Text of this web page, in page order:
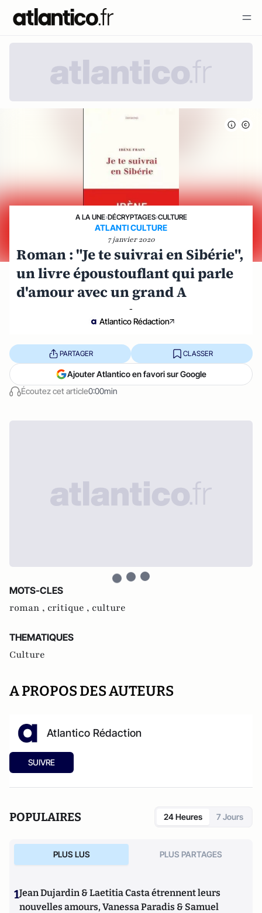
A LA UNE›DÉCRYPTAGES›CULTURE
ATLANTI CULTURE
7 janvier 2020
Roman : "Je te suivrai en Sibérie",
un livre époustouflant qui parle
d'amour avec un grand A
-
Atlantico Rédaction
Écoutez cet article0:00min
PARTAGER CLASSER
Ajouter Atlantico en favori sur Google
MOTS-CLES
roman , critique , culture
THEMATIQUES
Culture
A PROPOS DES AUTEURS
Atlantico Rédaction
SUIVRE
POPULAIRES 24 Heures 7 Jours
PLUS LUS PLUS PARTAGES
1Jean Dujardin & Laetitia Casta étrennent leurs
nouvelles amours, Vanessa Paradis & Samuel